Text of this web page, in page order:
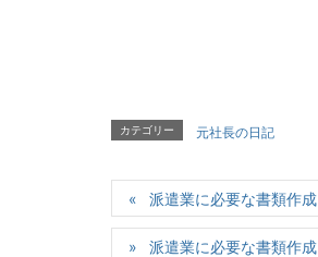
カテゴリー 元社長の日記
派遣業に必要な書類作成
派遣業に必要な書類作成